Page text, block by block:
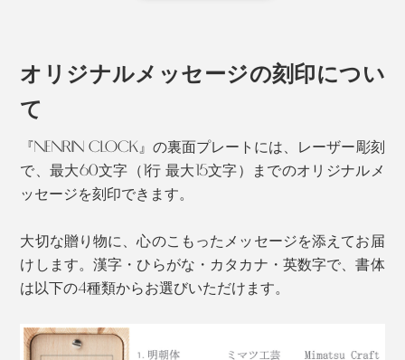
杉本来の色合いである、赤い芯材と白い辺材のグラデー
ションを、職人たちが、巧みに組み上げた模様は、なん
とも美しい。
ミマツ工芸の2代目社長、實松英樹（さねまつ・ひで
思いを抱えていました。
オリジナルメッセージの刻印につい
て
『NENRIN CLOCK』の裏面プレートには、レーザー彫刻
で、最大60文字（1行 最大15文字）までのオリジナルメ
ッセージを刻印できます。
大切な贈り物に、心のこもったメッセージを添えてお届
けします。漢字・ひらがな・カタカナ・英数字で、書体
は以下の4種類からお選びいただけます。